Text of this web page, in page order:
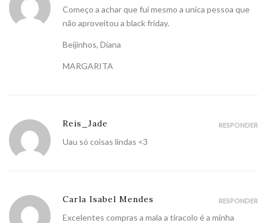
Começo a achar que fui mesmo a unica pessoa que
não aproveitou a black friday.
Beijinhos, Diana
MARGARITA
Reis_Jade
Uau só coisas lindas <3
RESPONDER
Carla Isabel Mendes
Excelentes compras a mala a tiracolo é a minha
RESPONDER